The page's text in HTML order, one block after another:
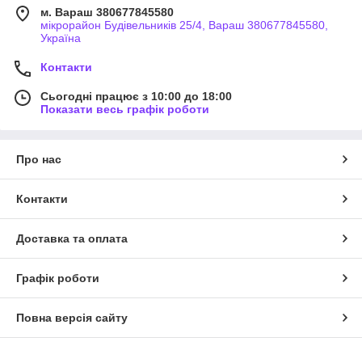
м. Вараш 380677845580
мікрорайон Будівельників 25/4, Вараш 380677845580,
Україна
Контакти
Сьогодні працює з 10:00 до 18:00
Показати весь графік роботи
Про нас
Контакти
Доставка та оплата
Графік роботи
Повна версія сайту